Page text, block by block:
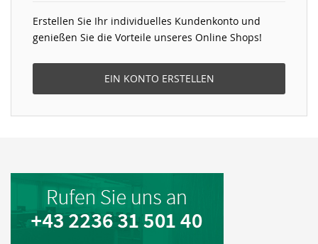
Erstellen Sie Ihr individuelles Kundenkonto und
genießen Sie die Vorteile unseres Online Shops!
EIN KONTO ERSTELLEN